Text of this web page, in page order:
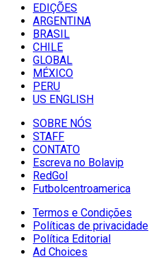
EDIÇÕES
ARGENTINA
BRASIL
CHILE
GLOBAL
MÉXICO
PERU
US ENGLISH
SOBRE NÓS
STAFF
CONTATO
Escreva no Bolavip
RedGol
Futbolcentroamerica
Termos e Condições
Políticas de privacidade
Política Editorial
Ad Choices